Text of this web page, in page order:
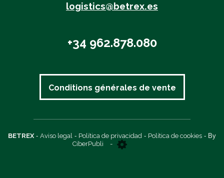
logistics@betrex.es
+34 962.878.080
Conditions générales de vente
BETREX- Aviso legal - Política de privacidad - Política de cookies - By
CiberPubli
-